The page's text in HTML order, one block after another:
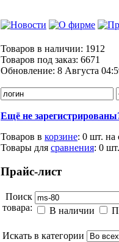
Товаров в наличии: 1912
Товаров под заказ: 6671
Обновление: 8 Августа
Ещё не
Товаров в корзине: 0 шт. на
Товары для сравнения: 0 шт.
Прайс-лист
Поиск
товара:
В наличии
Искать в категории